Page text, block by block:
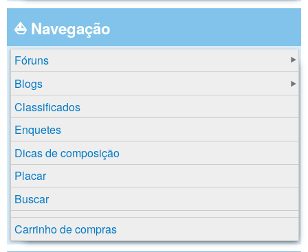
⛵ Navegação
Fóruns
Blogs
Classificados
Enquetes
Dicas de composição
Placar
Buscar
Carrinho de compras